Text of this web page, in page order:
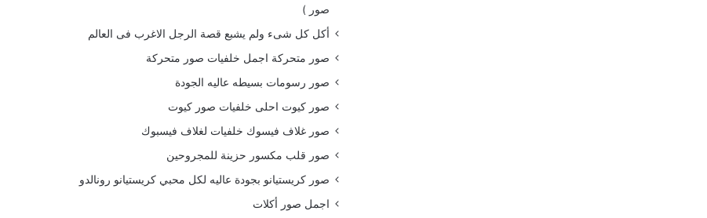
صور )
أكل كل شىء ولم يشبع قصة الرجل الاغرب فى العالم
صور متحركة اجمل خلفيات صور متحركة
صور رسومات بسيطه عاليه الجودة
صور كيوت احلى خلفيات صور كيوت
صور غلاف فيسوك خلفيات لغلاف فيسبوك
صور قلب مكسور حزينة للمجروحين
صور كريستيانو بجودة عاليه لكل محبي كريستيانو رونالدو
اجمل صور أكلات